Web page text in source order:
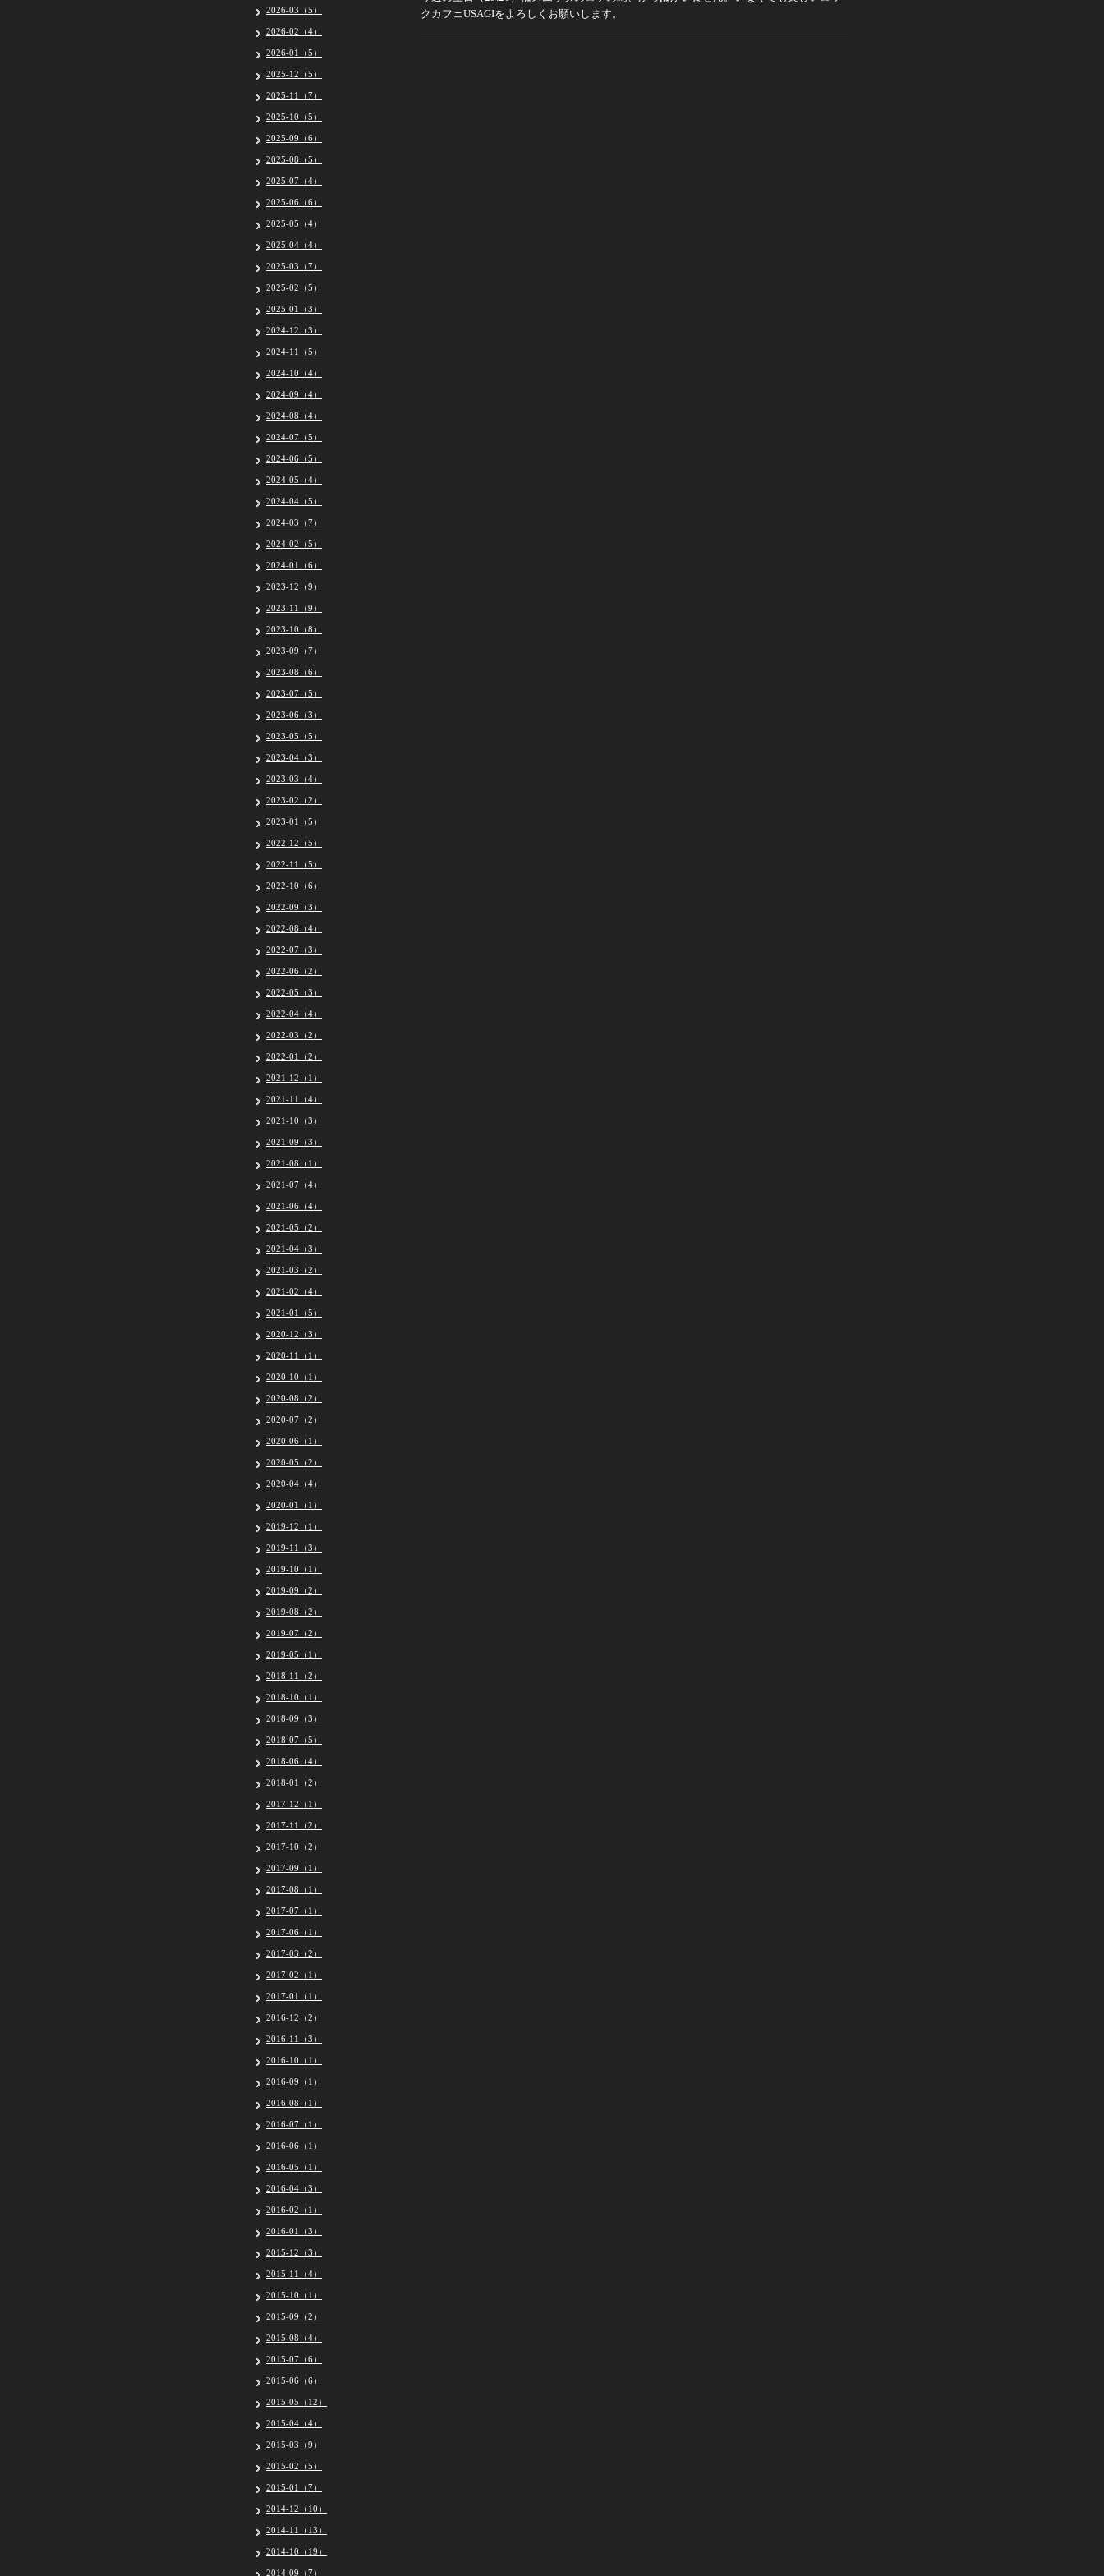
クカフェUSAGIをよろしくお願いします。
2026-03（5）
2026-02（4）
2026-01（5）
2025-12（5）
2025-11（7）
2025-10（5）
2025-09（6）
2025-08（5）
2025-07（4）
2025-06（6）
2025-05（4）
2025-04（4）
2025-03（7）
2025-02（5）
2025-01（3）
2024-12（3）
2024-11（5）
2024-10（4）
2024-09（4）
2024-08（4）
2024-07（5）
2024-06（5）
2024-05（4）
2024-04（5）
2024-03（7）
2024-02（5）
2024-01（6）
2023-12（9）
2023-11（9）
2023-10（8）
2023-09（7）
2023-08（6）
2023-07（5）
2023-06（3）
2023-05（5）
2023-04（3）
2023-03（4）
2023-02（2）
2023-01（5）
2022-12（5）
2022-11（5）
2022-10（6）
2022-09（3）
2022-08（4）
2022-07（3）
2022-06（2）
2022-05（3）
2022-04（4）
2022-03（2）
2022-01（2）
2021-12（1）
2021-11（4）
2021-10（3）
2021-09（3）
2021-08（1）
2021-07（4）
2021-06（4）
2021-05（2）
2021-04（3）
2021-03（2）
2021-02（4）
2021-01（5）
2020-12（3）
2020-11（1）
2020-10（1）
2020-08（2）
2020-07（2）
2020-06（1）
2020-05（2）
2020-04（4）
2020-01（1）
2019-12（1）
2019-11（3）
2019-10（1）
2019-09（2）
2019-08（2）
2019-07（2）
2019-05（1）
2018-11（2）
2018-10（1）
2018-09（3）
2018-07（5）
2018-06（4）
2018-01（2）
2017-12（1）
2017-11（2）
2017-10（2）
2017-09（1）
2017-08（1）
2017-07（1）
2017-06（1）
2017-03（2）
2017-02（1）
2017-01（1）
2016-12（2）
2016-11（3）
2016-10（1）
2016-09（1）
2016-08（1）
2016-07（1）
2016-06（1）
2016-05（1）
2016-04（3）
2016-02（1）
2016-01（3）
2015-12（3）
2015-11（4）
2015-10（1）
2015-09（2）
2015-08（4）
2015-07（6）
2015-06（6）
2015-05（12）
2015-04（4）
2015-03（9）
2015-02（5）
2015-01（7）
2014-12（10）
2014-11（13）
2014-10（19）
2014-09（7）